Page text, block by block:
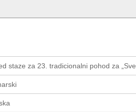
staze za 23. tradicionalni pohod za